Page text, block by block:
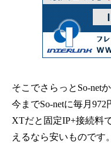
そこでさらっとSo-net
今までSo-netに毎月
XTだと固定IP+接続料
えるなら安いものです。